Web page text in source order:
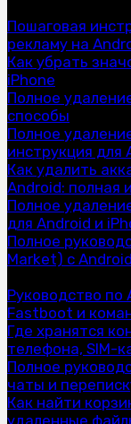
Пошаговая
рекламу на
Как убрать
iPhone
Полное
способы
Полное
инструкция для
Как удалить
Android: полная
Полное
для Android и
Полное
Market) с Android
Руководство по
Fastboot и
Где хранятся
телефона, SIM-
Полное
чаты и
Как найти
удаленные